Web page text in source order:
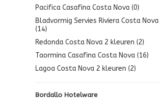
Pacifica Casafina Costa Nova (0)
Bladvormig Servies Riviera Costa Nova
(14)
Redonda Costa Nova 2 kleuren (2)
Taormina Casafina Costa Nova (16)
Lagoa Costa Nova 2 kleuren (2)
Bordallo Hotelware